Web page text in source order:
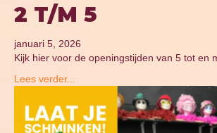
2 T/M 5
januari 5, 2026
Kijk hier voor de openingstijden van 5 tot en
Lees verder...